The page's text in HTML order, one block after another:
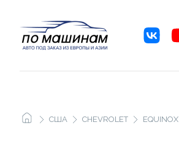
США CHEVROLET EQUINOX